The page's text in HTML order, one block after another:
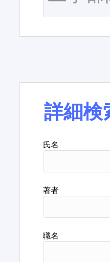
詳細検
氏名
著者
職名